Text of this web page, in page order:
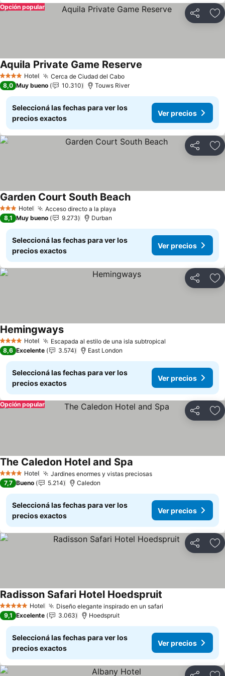
Compartir
Opción popular
4 EstrellasHotel Cerca de Ciudad del CaboVer precios
Aquila Private Game Reserve
8,0 Muy bueno 10.310 Touws River
Seleccioná las fechas para ver los
precios exactos
Ver precios
Compartir
3 Estrellas
Hotel Acceso directo a la playa
Garden Court South BeachVer precios
8,1 Muy bueno 9.273 Durban
Seleccioná las fechas para ver los
precios exactos
Ver precios
Compartir
4 EstrellasHotel Escapada al estilo de una isla subtropical
HemingwaysVer precios
8,6 Excelente 3.574 East London
Seleccioná las fechas para ver los
precios exactos
Ver precios
Compartir
Opción popular
4 EstrellasHotel Jardines enormes y vistas preciosasVer precios
The Caledon Hotel and Spa
7,7 Bueno 5.214 Caledon
Seleccioná las fechas para ver los
precios exactos
Ver precios
Compartir
5 Estrellas Hotel Diseño elegante inspirado en un safari
Radisson Safari Hotel Hoedspruit
9,1 Excelente 3.063 Hoedspruit
Seleccioná las fechas para ver los
precios exactos
Ver precios